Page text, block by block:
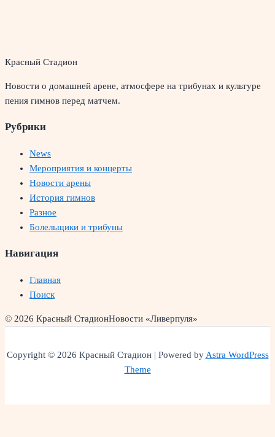
Красный Стадион
Новости о домашней арене, атмосфере на трибунах и культуре
пения гимнов перед матчем.
Рубрики
News
Мероприятия и концерты
Новости арены
История гимнов
Разное
Болельщики и трибуны
Навигация
Главная
Поиск
© 2026 Красный СтадионНовости «Ливерпуля»
Copyright © 2026 Красный Стадион | Powered byAstra WordPress
Theme